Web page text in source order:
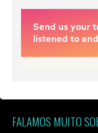
FALAMOS MUITO